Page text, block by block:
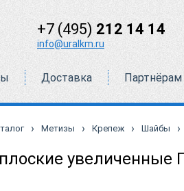
+7 (495) 212 14 14
info@uralkm.ru
Доставка Партнёрам
› Метизы › Крепеж › Шайбы ›
увеличенные